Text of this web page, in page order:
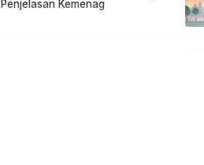
Penjelasan Kemenag